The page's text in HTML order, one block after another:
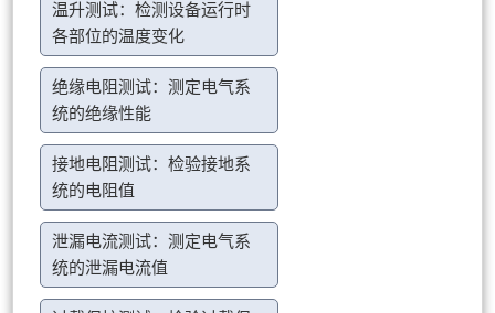
温升测试：检测设备运行时
各部位的温度变化
绝缘电阻测试：测定电气系
统的绝缘性能
接地电阻测试：检验接地系
统的电阻值
泄漏电流测试：测定电气系
统的泄漏电流值